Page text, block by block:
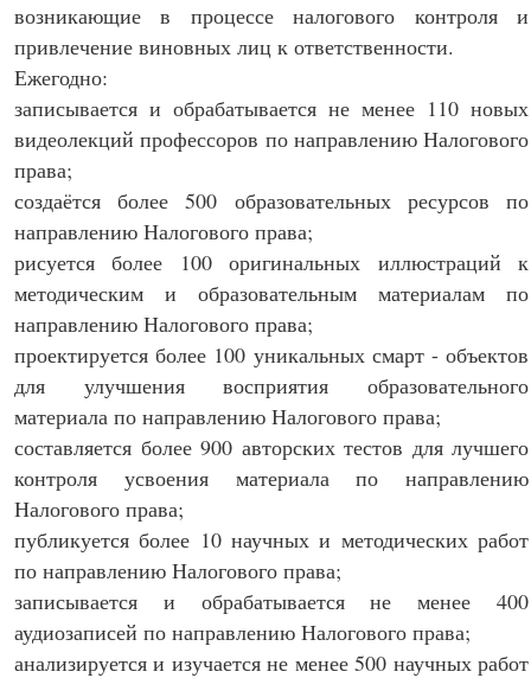
возникающие в процессе налогового контроля и
привлечение виновных лиц к ответственности.
Ежегодно:
записывается и обрабатывается не менее 110 новых
видеолекций профессоров по направлению Налогового
права;
создаётся более 500 образовательных ресурсов по
направлению Налогового права;
рисуется более 100 оригинальных иллюстраций к
методическим и образовательным материалам по
направлению Налогового права;
проектируется более 100 уникальных смарт - объектов
для улучшения восприятия образовательного
материала по направлению Налогового права;
составляется более 900 авторских тестов для лучшего
контроля усвоения материала по направлению
Налогового права;
публикуется более 10 научных и методических работ
по направлению Налогового права;
записывается и обрабатывается не менее 400
аудиозаписей по направлению Налогового права;
анализируется и изучается не менее 500 научных работ